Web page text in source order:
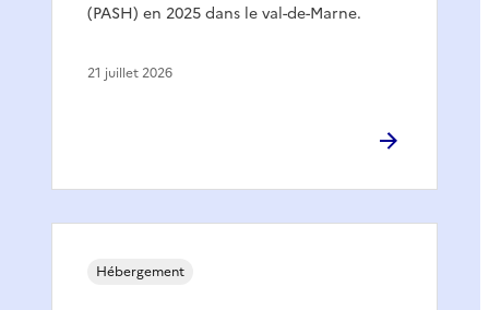
(PASH) en 2025 dans le val-de-Marne.
21 juillet 2026
Hébergement